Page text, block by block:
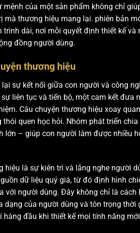
mệnh của một sản phẩm không chỉ
thương hiệu mang lại. phiên bản
dài, nơi mỗi quyết định thiết kế
đồng người dùng.
thương hiệu
sự kết nối giữa con người và công
liên tục và tiến bộ, một cam kết đưa
Câu chuyện thương hiệu xoay
quen học hỏi. Nhóm phát triển
lớn – giúp con người làm được nhiều
là sự kiên trì và lắng nghe người
dữ liệu quý giá, từ đó định hình
với người dùng. Đây không chỉ là cách
của người dùng và tôn trọng thời
đầu khi thiết kế mọi tính năng